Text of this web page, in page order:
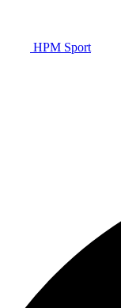
HPM Sport